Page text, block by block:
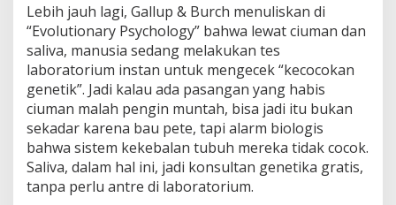
Lebih jauh lagi, Gallup & Burch menuliskan di
“Evolutionary Psychology” bahwa lewat ciuman dan
saliva, manusia sedang melakukan tes
laboratorium instan untuk mengecek “kecocokan
genetik”. Jadi kalau ada pasangan yang habis
ciuman malah pengin muntah, bisa jadi itu bukan
sekadar karena bau pete, tapi alarm biologis
bahwa sistem kekebalan tubuh mereka tidak cocok.
Saliva, dalam hal ini, jadi konsultan genetika gratis,
tanpa perlu antre di laboratorium.